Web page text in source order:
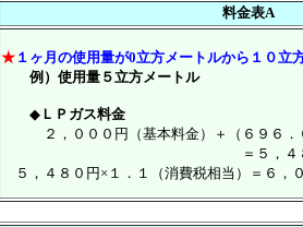
料金表A
★ １ヶ月の使用量が0立方メートルから１０立
例）使用量５立方メートル
◆ ＬＰガス料金
２，０００円（基本料金）＋（６９６
＝５，４８０（円未
５，４８０円×１．１（消費税相当）＝６，